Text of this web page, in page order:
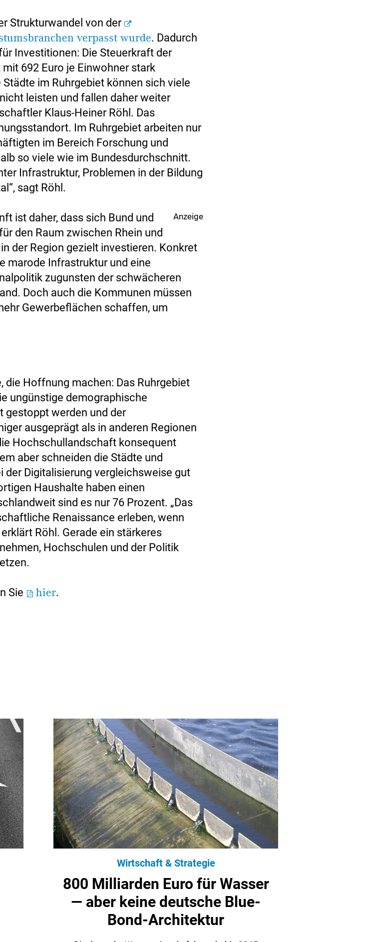
Strukturwandel von der
verpasst wurde. Dadurch
Investitionen: Die Steuerkraft der
692 Euro je Einwohner stark
im Ruhrgebiet können sich viele
leisten und fallen daher weiter
Klaus-Heiner Röhl. Das
Im Ruhrgebiet arbeiten nur
im Bereich Forschung und
so viele wie im Bundesdurchschnitt.
Infrastruktur, Problemen in der Bildung
sagt Röhl.
Anzeige
ist daher, dass sich Bund und
den Raum zwischen Rhein und
der Region gezielt investieren. Konkret
marode Infrastruktur und eine
zugunsten der schwächeren
Doch auch die Kommunen müssen
Gewerbeflächen schaffen, um
die Hoffnung machen: Das Ruhrgebiet
ungünstige demographische
gestoppt werden und der
ausgeprägt als in anderen Regionen
Hochschullandschaft konsequent
aber schneiden die Städte und
der Digitalisierung vergleichsweise gut
Haushalte haben einen
sind es nur 76 Prozent. „Das
Renaissance erleben, wenn
Röhl. Gerade ein stärkeres
Hochschulen und der Politik
Sie hier.
Wirtschaft & Strategie
800 Milliarden Euro für Wasser
— aber keine deutsche Blue-
Bond-Architektur